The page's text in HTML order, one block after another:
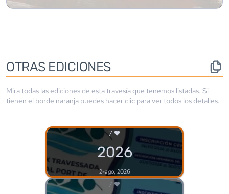
OTRAS EDICIONES
Mira todas las ediciones de esta travesía que tenemos listadas. Si
tienen el borde naranja puedes hacer clic para ver todos los detalles.
7
2026
2-ago, 2026
7